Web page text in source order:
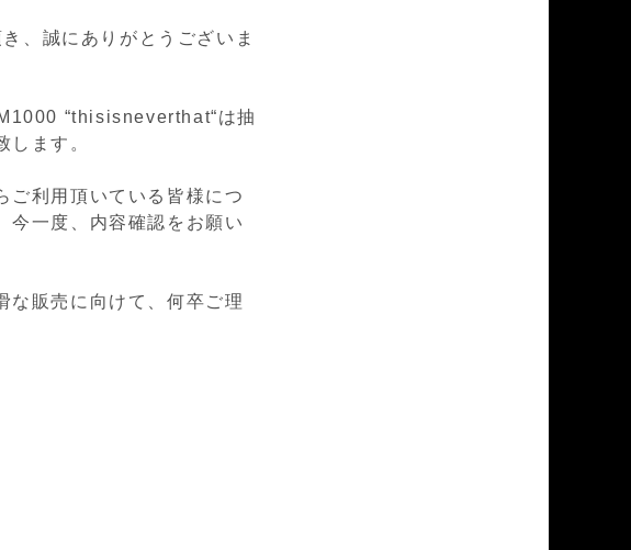
、誠にありがとうございま
“thisisneverthat“は抽
ます。
ご利用頂いている皆様につ
今一度、内容確認をお願い
な販売に向けて、何卒ご理